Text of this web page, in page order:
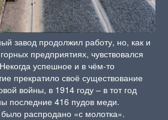
завод продолжил работу, но, как и
предприятиях, чувствовался
успешное и в чём-то
прекратило своё существование
войны, в 1914 году – в тот год
последние 416 пудов меди.
распродано «с молотка».